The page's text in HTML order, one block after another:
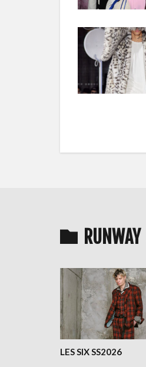
RUNWAY
LES SIX SS2026